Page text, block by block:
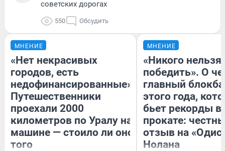
советских дорогах
550 Обсудить
МНЕНИЕ
«Нет некрасивых
городов, есть
недофинансированные».
Путешественники
проехали 2000
километров по Уралу на
машине — стоило ли оно
того
МНЕНИЕ
«Никого нельзя
победить». О
главный
этого года,
бьет рекорды в
прокате:
отзыв на
Нолана